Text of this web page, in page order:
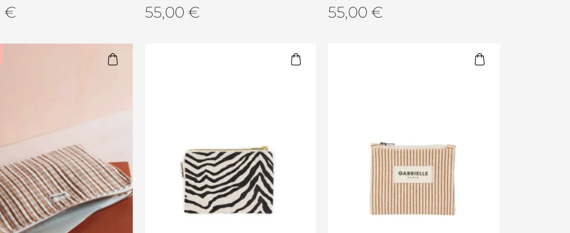
€ 55,00 € 55,00€